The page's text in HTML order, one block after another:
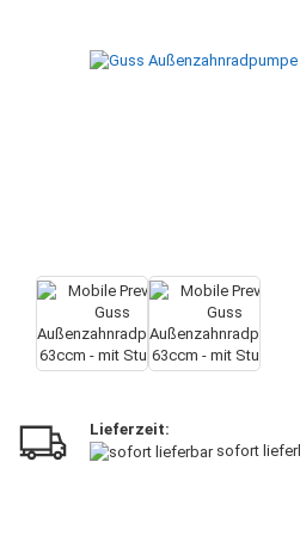
Lieferzeit:
sofort